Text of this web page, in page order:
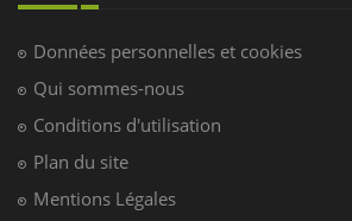
Données personnelles et cookies
Qui sommes-nous
Conditions d'utilisation
Plan du site
Mentions Légales